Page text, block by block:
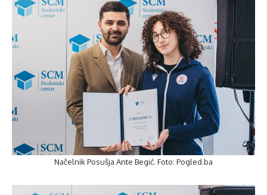
Načelnik Posušja Ante Begić. Foto: Pogled.ba